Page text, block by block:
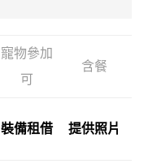
寵物參加
可
含餐
裝備租借 提供照片